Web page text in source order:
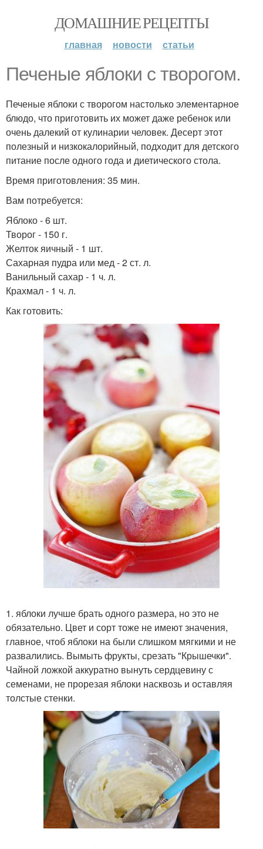
ДОМАШНИЕ РЕЦЕПТЫ
главная новости статьи
Печеные яблоки с творогом.
Печеные яблоки с творогом настолько элементарное
блюдо, что приготовить их может даже ребенок или
очень далекий от кулинарии человек. Десерт этот
полезный и низкокалорийный, подходит для детского
питание после одного года и диетического стола.
Время приготовления: 35 мин.
Вам потребуется:
Яблоко - 6 шт.
Творог - 150 г.
Желток яичный - 1 шт.
Сахарная пудра или мед - 2 ст. л.
Ванильный сахар - 1 ч. л.
Крахмал - 1 ч. л.
Как готовить:
1. яблоки лучше брать одного размера, но это не
обязательно. Цвет и сорт тоже не имеют значения,
главное, чтоб яблоки на были слишком мягкими и не
развалились. Вымыть фрукты, срезать "Крышечки".
Чайной ложкой аккуратно вынуть сердцевину с
семенами, не прорезая яблоки насквозь и оставляя
толстые стенки.